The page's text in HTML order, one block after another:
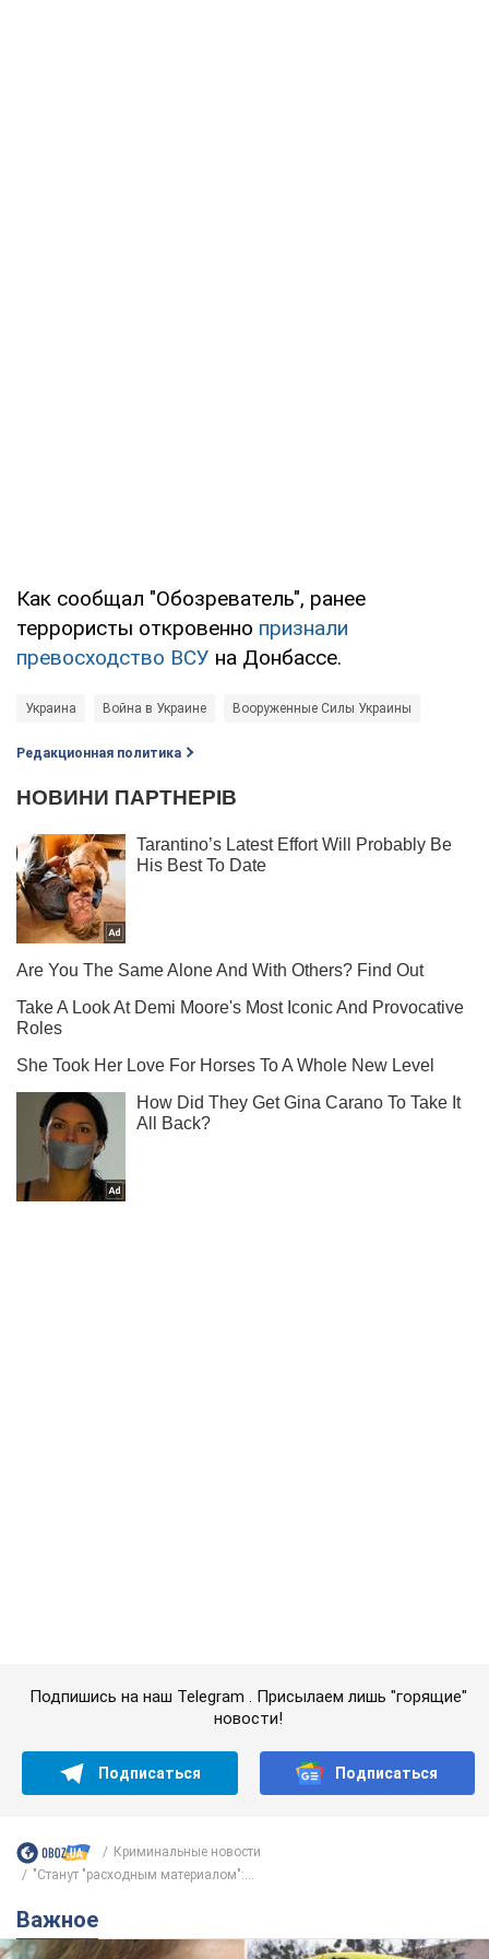
Как сообщал "Обозреватель", ранее
террористы откровенно признали
превосходство ВСУ на Донбассе.
Украина Война в Украине Вооруженные Силы Украины
Редакционная политика
разговаривая на русском языке в маршрутке:
полиция составила административный
следственно-оперативная группа
5 годин тому 8,8 т.
"Воюют, потому что глупы": в